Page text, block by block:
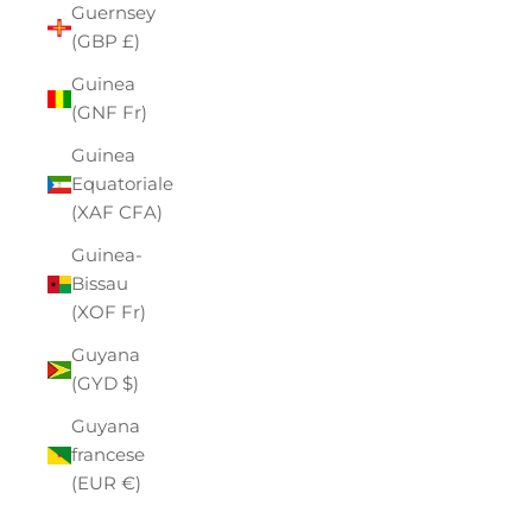
Guernsey
(GBP £)
Guinea
(GNF Fr)
Guinea
Equatoriale
(XAF CFA)
Guinea-
Bissau
(XOF Fr)
Guyana
(GYD $)
Guyana
francese
(EUR €)